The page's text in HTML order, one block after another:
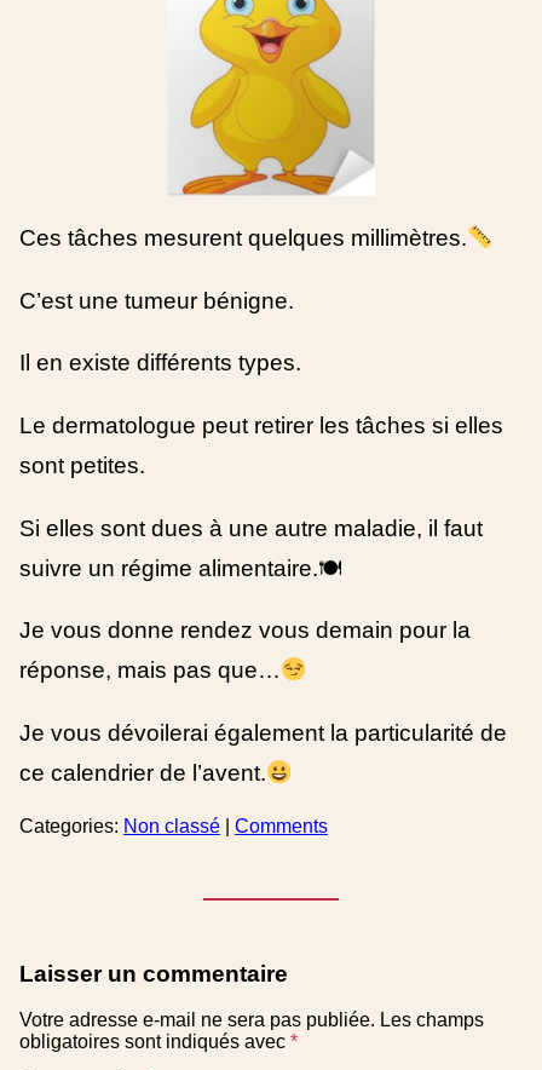
Ces tâches mesurent quelques millimètres.
C’est une tumeur bénigne.
Il en existe différents types.
Le dermatologue peut retirer les tâches si elles
sont petites.
Si elles sont dues à une autre maladie, il faut
suivre un régime alimentaire.🍽
Je vous donne rendez vous demain pour la
réponse, mais pas que…
Je vous dévoilerai également la particularité de
ce calendrier de l’avent.
Categories: Non classé Comments
Laisser un commentaire
Votre adresse e-mail ne sera pas publiée. Les champs
obligatoires sont indiqués avec *